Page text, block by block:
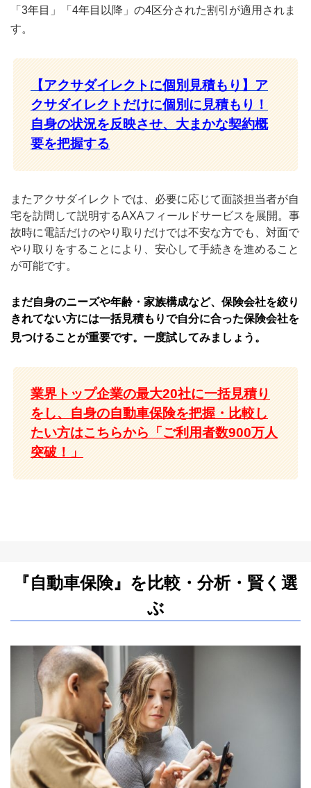
「3年目」「4年目以降」の4区分された割引が適用されま
す。
【アクサダイレクトに個別見積もり】ア
クサダイレクトだけに個別に見積もり！
自身の状況を反映させ、大まかな契約概
要を把握する
またアクサダイレクトでは、必要に応じて面談担当者が自
宅を訪問して説明するAXAフィールドサービスを展開。事
故時に電話だけのやり取りだけでは不安な方でも、対面で
やり取りをすることにより、安心して手続きを進めること
が可能です。
まだ自身のニーズや年齢・家族構成など、保険会社を絞り
きれてない方には一括見積もりで自分に合った保険会社を
見つけることが重要です。一度試してみましょう。
業界トップ企業の最大20社に一括見積り
をし、自身の自動車保険を把握・比較し
たい方はこちらから「ご利用者数900万人
突破！」
『自動車保険』を比較・分析・賢く選
ぶ